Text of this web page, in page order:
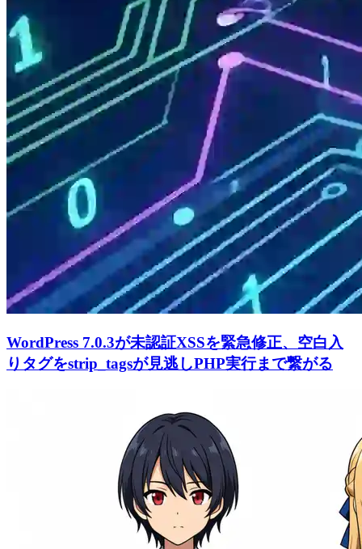
WordPress 7.0.3が未認証XSSを緊急修正、空白入
りタグをstrip_tagsが見逃しPHP実行まで繋がる